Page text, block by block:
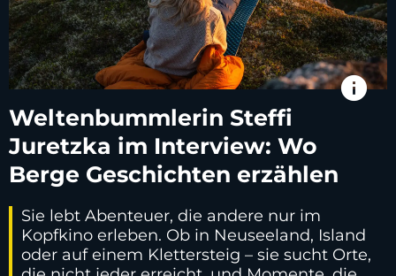
info
Weltenbummlerin Steffi
Juretzka im Interview: Wo
Berge Geschichten erzählen
Sie lebt Abenteuer, die andere nur im
Kopfkino erleben. Ob in Neuseeland, Island
oder auf einem Klettersteig – sie sucht Orte,